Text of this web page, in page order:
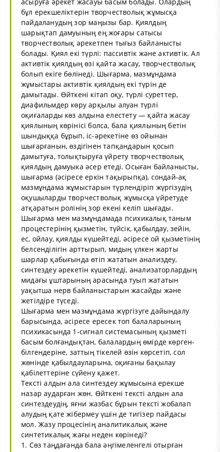
бұл ерекшеліктерін творчестволық жұмысқа
пайдаланудың зор маңызы бар. Қиялдың
шарықтап дамуының ең жоғары сатысы
творчестволық әрекетпен тығыз байланысты
болады. Қиял екі түрлі: пассивтік және активтік. Ал
активтік қиялдың өзі қайта жасау, творчестволық
болып екіге бөлінеді. Шығарма, мазмұндама
жұмыстары активтік қиялдың екі түрін де
дамытады. Өйткені кітап оқу, түрлі суреттер,
диафильмдер көру арқылы алуан түрлі
оқиғаларды көз алдына елестету — қайта жасау
қиялының көрінісі болса, бала қиялының бетін
шындыққа бұрып, іс-әрекетіне өз ойынан
шығарғанын, өздігінен тапқандарын қосып
дамытуға, толықтыруға үйрету творчестволық
қиялдың дамуыка әсер етеді. Осыған байланысты,
шығарма (әсіресе еркін тақырыпқа), сондай-ақ
мазмұндама жұмыстарын түрлендіріп жүргізудің
оқушыларды творчестволық жұмысқа үйретуде
атқаратын ролінің зор екені келіп шығады.
Шығарма мен мазмұндамада психикалық таным
процестерінің қызметін, түйсік, қабылдау, зейін,
ес, ойлау, қиялды күшейтеді, әсіресе ой қызметінің
белсенділігін арттырып, мидың үлкен жарты
шарлар қабығында өтіп жататын анализдеу,
синтездеу әрекетін күшейтеді, анализаторлардың
мидағы ұштарының арасында туып жататын
уақытша нерв байланыстарын жасайды және
жетілдіре түседі.
Шығарма мен мазмұндама жүргізуге дайындалу
барысында, әсіресе ересек топ балаларының
психикасында 1-сигнал системасының қызметі
басым болғандықтан, балалардың өмірде көрген-
білгендеріне, заттың тікелей өзін көрсетіп, сол
жөнінде қабылдауларына, оқиғаны бақылау
қабілеттеріне сүйену қажет.
Тексті алдын ала синтездеу жұмысына ерекше
назар аударған жөн. Өйткені тексті алдын ала
синтездеудің, яғни жазбас бұрын тексті жобалап
алудың қате жібермеу үшін де тигізер пайдасы
мол. Жазу процесінің аналитикалық және
синтетикалық жағы неден көрінеді?
1. Сөз таңдағанда бала әңгімеленгелі отырған